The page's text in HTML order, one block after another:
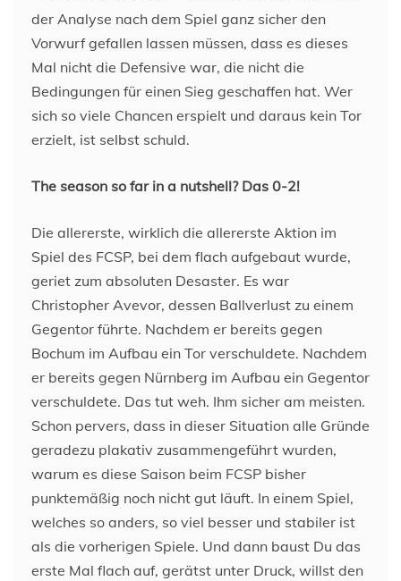
der Analyse nach dem Spiel ganz sicher den
Vorwurf gefallen lassen müssen, dass es dieses
Mal nicht die Defensive war, die nicht die
Bedingungen für einen Sieg geschaffen hat. Wer
sich so viele Chancen erspielt und daraus kein Tor
erzielt, ist selbst schuld.
The season so far in a nutshell? Das 0-2!
Die allererste, wirklich die allererste Aktion im
Spiel des FCSP, bei dem flach aufgebaut wurde,
geriet zum absoluten Desaster. Es war
Christopher Avevor, dessen Ballverlust zu einem
Gegentor führte. Nachdem er bereits gegen
Bochum im Aufbau ein Tor verschuldete. Nachdem
er bereits gegen Nürnberg im Aufbau ein Gegentor
verschuldete. Das tut weh. Ihm sicher am meisten.
Schon pervers, dass in dieser Situation alle Gründe
geradezu plakativ zusammengeführt wurden,
warum es diese Saison beim FCSP bisher
punktemäßig noch nicht gut läuft. In einem Spiel,
welches so anders, so viel besser und stabiler ist
als die vorherigen Spiele. Und dann baust Du das
erste Mal flach auf, gerätst unter Druck, willst den